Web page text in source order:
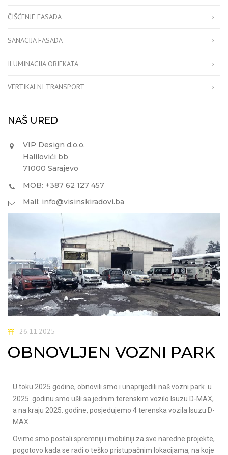
ČIŠĆENJE FASADA
SANACIJA FASADA
ILUMINACIJA OBJEKATA
VERTIKALNI TRANSPORT
NAŠ URED
VIP Design d.o.o.
Halilovići bb
71000 Sarajevo
MOB: +387 62 127 457
Mail: info@visinskiradovi.ba
26.11.2025
OBNOVLJEN VOZNI PARK
U toku 2025 godine, obnovili smo i unaprijedili naš vozni park. u
2025. godinu smo ušli sa jednim terenskim vozilo Isuzu D-MAX,
a na kraju 2025. godine, posjedujemo 4 terenska vozila Isuzu D-
MAX.
Ovime smo postali spremniji i mobilniji za sve naredne projekte,
pogotovo kada se radi o teško pristupačnim lokacijama, na koje